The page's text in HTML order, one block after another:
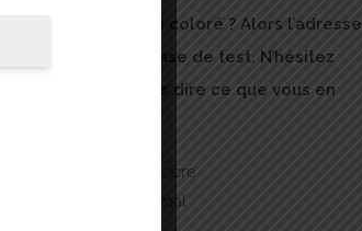
Pas de tiki coloré ? Alors l’adresse
est en phase de test. N’hésitez
pas à nous dire ce que vous en
1 tiki : Médiocre
2 tiki : Pas mal